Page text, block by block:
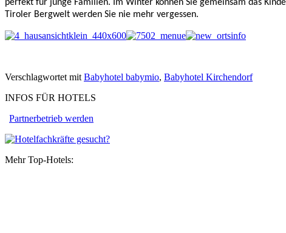
perfekt für junge Familien. Im Winter können Sie gemeinsam das
Tiroler Bergwelt werden Sie nie mehr vergessen.
Verschlagwortet mit Babyhotel babymio, Babyhotel Kirchendorf
INFOS FÜR HOTELS
Partnerbetrieb werden
Mehr Top-Hotels: